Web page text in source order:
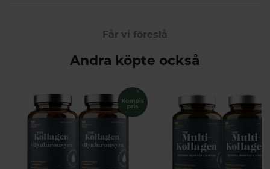
Får vi föreslå
Andra köpte också